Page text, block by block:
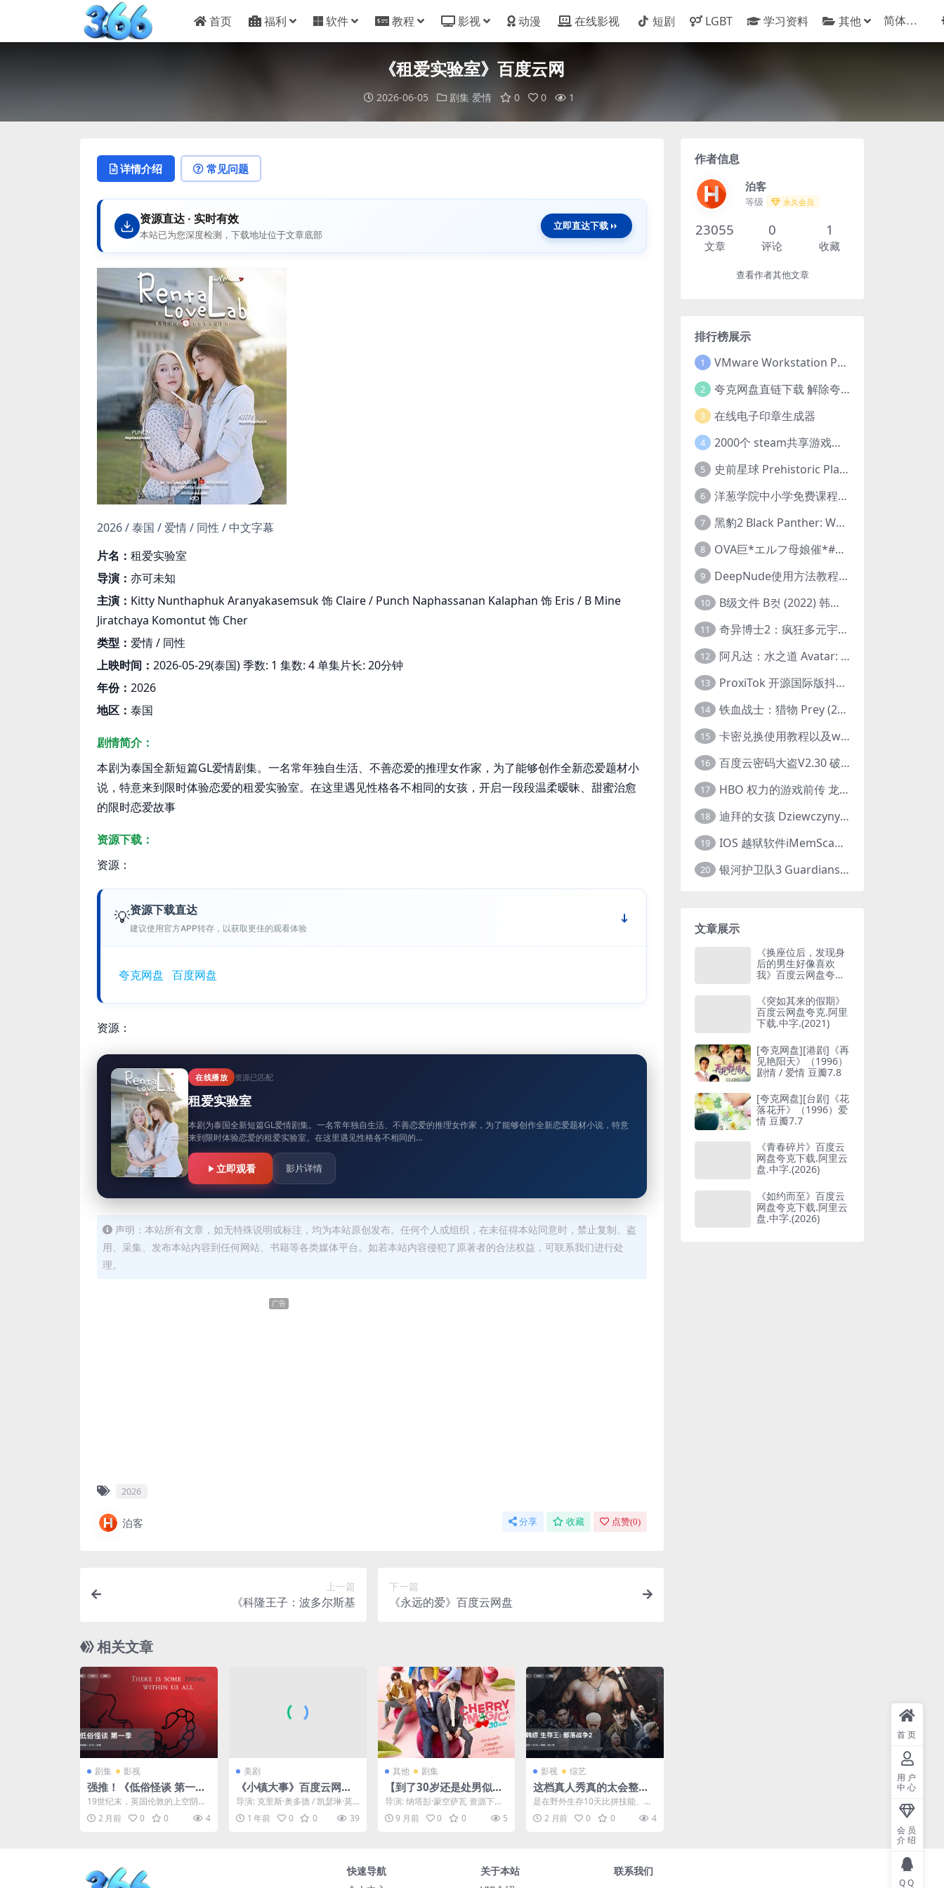
首页 福利 软件 教程 影视 动漫 在线影视 短剧 LGBT 学习资料 其他
《租爱实验室》百度云网
2026-06-05 剧集 爱情 0 0 1
详情介绍 常见问题
资源直达 · 实时有效
本站已为您深度检测，下载地址位于文章底部
立即直达下载
2026 / 泰国 / 爱情 / 同性 / 中文字幕
片名： 租爱实验室
导演： 亦可未知
主演： Kitty Nunthaphuk Aranyakasemsuk 饰 Claire / Punch Naphassanan Kalaphan 饰 Eris / B Mine
Jiratchaya Komontut 饰 Cher
类型： 爱情 / 同性
上映时间： 2026-05-29(泰国) 季数: 1 集数: 4 单集片长: 20分钟
年份： 2026
地区： 泰国
剧情简介：
本剧为泰国全新短篇GL爱情剧集。一名常年独自生活、不善恋爱的推理女作家，为了能够创作全新恋爱题材小
说，特意来到限时体验恋爱的租爱实验室。在这里遇见性格各不相同的女孩，开启一段段温柔暧昧、甜蜜治愈
的限时恋爱故事
资源下载：
资源：
💡资源下载直达
建议使用官方APP转存，以获取更佳的观看体验
夸克网盘 百度网盘
资源：
在线播放 资源已匹配
租爱实验室
本剧为泰国全新短篇GL爱情剧集。一名常年独自生活、不善恋爱的推理女作家，为了能够创作全新恋爱题材小说，特意
来到限时体验恋爱的租爱实验室。在这里遇见性格各不相同的…
立即观看 影片详情
声明：本站所有文章，如无特殊说明或标注，均为本站原创发布。任何个人或组织，在未征得本站同意时，禁止复制、盗
用、采集、发布本站内容到任何网站、书籍等各类媒体平台。如若本站内容侵犯了原著者的合法权益，可联系我们进行处
理。
广告
2026
泊客 分享 收藏 点赞(0)
上一篇
《科隆王子：波多尔斯基
下一篇
《永远的爱》百度云网盘
相关文章
剧集 影视
强推！《低俗怪谈 第一
季》 2014 未删减 限时转
存
19世纪末，英国伦敦的上空阴云
密布。探险家马尔科姆·穆雷爵士
（提摩西·道尔顿 T...
2 月前 0 0 4
美剧
《小镇大事》百度云网盘
夸克下载.阿里云盘.中字.
(2025)
导演: 克里斯·奥多德 / 凯瑟琳·莫
斯海德 / 迈克·艾亨 / 恩达·罗曼
又...1 年前 0 0 39
其他 剧集
【到了30岁还是处男似乎
会变成魔法师 (Cherry M
agic) – 2023 – 爱情/喜
剧/奇幻 – 夸克网盘/百度
安达到了30岁仍是处男，
意外获得了“读取人心”的
导演: 纳塔彭·蒙空萨瓦 资源下
载：到了30岁还是处男，似乎会
变成魔法师(泰国版...
9 月前 0 0 5
影视 综艺
这档真人秀真的太会整活
了！《韩综 生存王: 部落
战争2》 2026 1080P中文
字幕 未删减 限时转存
是在野外生存10天比拼技能、体
能、精神力、战略战术的生存类
真人秀。第二季有金钟国...
2 月前 0 0 4
作者信息
泊客
等级 永久会员
23055
文章
0
评论
1
收藏
查看作者其他文章
排行榜展示
1 VMware Workstation Pro 16 永久激活密钥(序列号)
2 夸克网盘直链下载 解除夸克网盘下载限制 油猴脚本
3 在线电子印章生成器
4 2000个 steam共享游戏账号 离线steam账号分享
5 史前星球 Prehistoric Planet (2022) 中字 1080p 高清 阿里云盘 2022.5.27已更新全集
6 洋葱学院中小学免费课程集合 云盘下载
7 黑豹2 Black Panther: Wakanda Forever (2022) 高清版
8 OVA巨*エルフ母娘催*#1エルフの国を蹂*する男。汚された女王と姫
9 DeepNude使用方法教程FAQ
10 B级文件 B컷 (2022) 韩国大尺度剧情电影 1080P 中字
11 奇异博士2：疯狂多元宇宙 Doctor Strange in the Multiverse of Madness (2022) 高清版1080p
12 阿凡达：水之道 Avatar: The Way of Water (2022) 1080p 2k 4k 中文字幕
13 ProxiTok 开源国际版抖音TikTok网页版 国内网络直连
14 铁血战士：猎物 Prey (2022) 中英字幕 1080P
15 卡密兑换使用教程以及windows使用教程
16 百度云密码大盗V2.30 破解分享链接提取码
17 HBO 权力的游戏前传 龙之家族 House of the Dragon (2022) 中字 1080P 更新4集
18 迪拜的女孩 Dziewczyny z Dubaju (2021) 1080P 中字
19 IOS 越狱软件iMemScan version1.2.6 游戏内存修改器
20 银河护卫队3 Guardians of the Galaxy Vol. 3 (2023)4K高清资源1080p只分享精品
文章展示
《换座位后，发现身
后的男生好像喜欢
我》百度云网盘夸克
(2026)
《突如其来的假期》
百度云网盘夸克.阿里
下载.中字.(2021)
[夸克网盘][港剧]《再
见艳阳天》（1996）
剧情 / 爱情 豆瓣7.8
[夸克网盘][台剧]《花
落花开》（1996）爱
情 豆瓣7.7
《青春碎片》百度云
网盘夸克下载.阿里云
盘.中字.(2026)
《如约而至》百度云
网盘夸克下载.阿里云
盘.中字.(2026)
快速导航
关于本站
联系我们
首页
用户
中心
会员
介绍
QQ